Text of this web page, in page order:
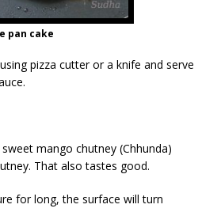
pan cake
pizza cutter or a knife and serve
mango chutney (Chhunda)
That also tastes good.
for long, the surface will turn